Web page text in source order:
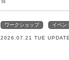
ワークショップ イベン
2026.07.21 TUE